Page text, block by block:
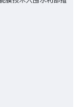
利召开。